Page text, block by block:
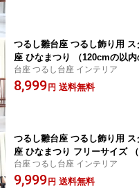
つるし雛台座 つるし飾り用 ス
座 ひなまつり （120cmの以内
飾りまで対応） 無地 黒系 ブラ
るし台座 つるし飾り台座
台座 つるし台座 インテリア
8,999 円 送料無料
つるし雛台座 つるし飾り用 ス
座 ひなまつり フリーサイズ
以内のつるし飾りまで対応）
ブラック 吊るし台座 つるし飾
台座 つるし台座 インテリア
9,999 円 送料無料